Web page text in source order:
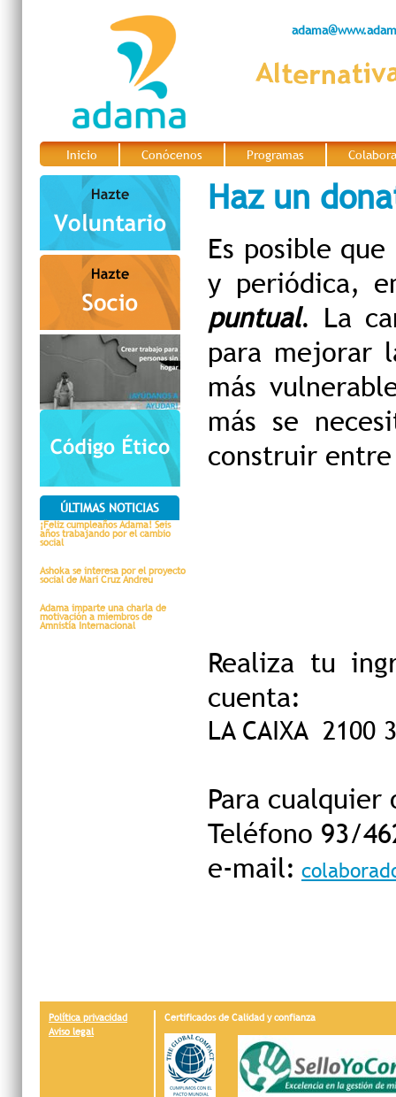
Inicio Conócenos Programas Colabora
Haz un
Es posible
y periódica,
puntual. La
para mejorar
más
más se
construir
Realiza tu
cuenta:
LA CAIXA 2100
Para
Teléfono 93/
e-mail:
ÚLTIMAS NOTICIAS
¡Feliz cumpleaños Adama! Seis
años trabajando por el cambio
social
Ashoka se interesa por el proyecto
social de Mari Cruz Andreu
Adama imparte una charla de
motivación a miembros de
Amnistía Internacional
Política privacidad
Aviso legal
Certificados de Calidad y confianza